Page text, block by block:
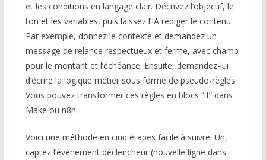
et les conditions en langage clair. Décrivez l’objectif, le
ton et les variables, puis laissez l’IA rédiger le contenu.
Par exemple, donnez le contexte et demandez un
message de relance respectueux et ferme, avec champ
pour le montant et l’échéance. Ensuite, demandez-lui
d’écrire la logique métier sous forme de pseudo-règles.
Vous pouvez transformer ces règles en blocs “if” dans
Make ou n8n.
Voici une méthode en cinq étapes facile à suivre. Un,
captez l’événement déclencheur (nouvelle ligne dans